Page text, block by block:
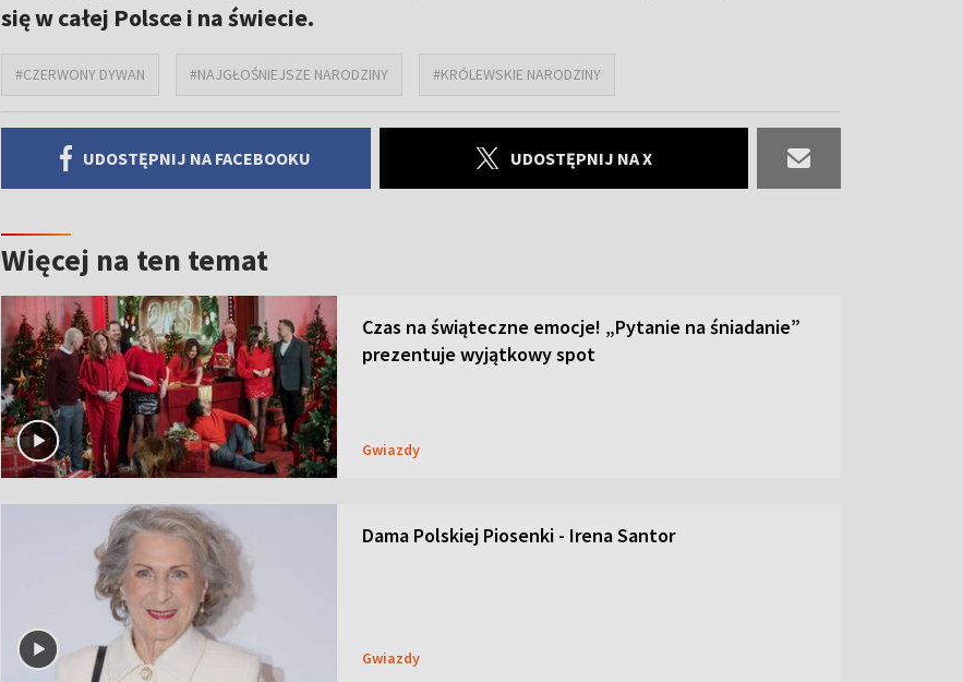
się w całej Polsce i na świecie.
#CZERWONY DYWAN #NAJGŁOŚNIEJSZE NARODZINY #KRÓLEWSKIE NARODZINY
UDOSTĘPNIJ NA FACEBOOKU UDOSTĘPNIJ NA X
Więcej na ten temat
Czas na świąteczne emocje! „Pytanie na śniadanie”
prezentuje wyjątkowy spot
Gwiazdy
Dama Polskiej Piosenki - Irena Santor
Gwiazdy